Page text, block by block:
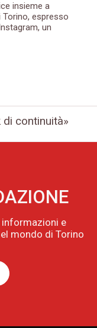
insieme a
espresso
un
di continuità»
informazioni e
mondo di Torino